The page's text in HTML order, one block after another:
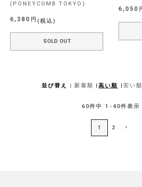
(PONEYCOMB TOKYO)
6,380 税込
SOLD OUT
6,050
並び替え 新着順 高い順 安い順
60件中 1 - 40件表示
1 2